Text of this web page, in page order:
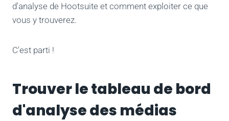
d'analyse de Hootsuite et comment exploiter ce que
vous y trouverez.
C'est parti !
Trouver le tableau de bord
d'analyse des médias